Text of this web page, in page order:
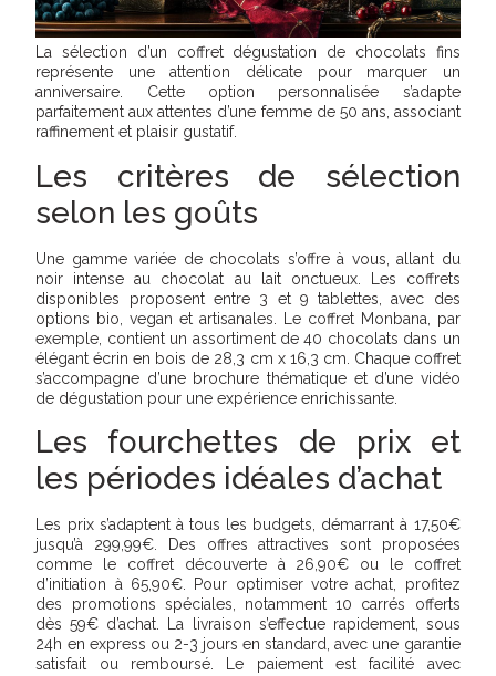
La sélection d’un coffret dégustation de chocolats fins
représente une attention délicate pour marquer un
anniversaire. Cette option personnalisée s’adapte
parfaitement aux attentes d’une femme de 50 ans, associant
raffinement et plaisir gustatif.
Les critères de sélection
selon les goûts
Une gamme variée de chocolats s’offre à vous, allant du
noir intense au chocolat au lait onctueux. Les coffrets
disponibles proposent entre 3 et 9 tablettes, avec des
options bio, vegan et artisanales. Le coffret Monbana, par
exemple, contient un assortiment de 40 chocolats dans un
élégant écrin en bois de 28,3 cm x 16,3 cm. Chaque coffret
s’accompagne d’une brochure thématique et d’une vidéo
de dégustation pour une expérience enrichissante.
Les fourchettes de prix et
les périodes idéales d’achat
Les prix s’adaptent à tous les budgets, démarrant à 17,50€
jusqu’à 299,99€. Des offres attractives sont proposées
comme le coffret découverte à 26,90€ ou le coffret
d’initiation à 65,90€. Pour optimiser votre achat, profitez
des promotions spéciales, notamment 10 carrés offerts
dès 59€ d’achat. La livraison s’effectue rapidement, sous
24h en express ou 2-3 jours en standard, avec une garantie
satisfait ou remboursé. Le paiement est facilité avec